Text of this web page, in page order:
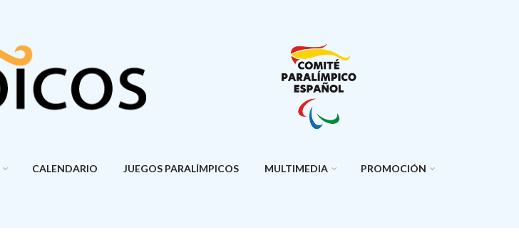
CALENDARIO JUEGOS PARALÍMPICOS MULTIMEDIA PROMOCIÓN